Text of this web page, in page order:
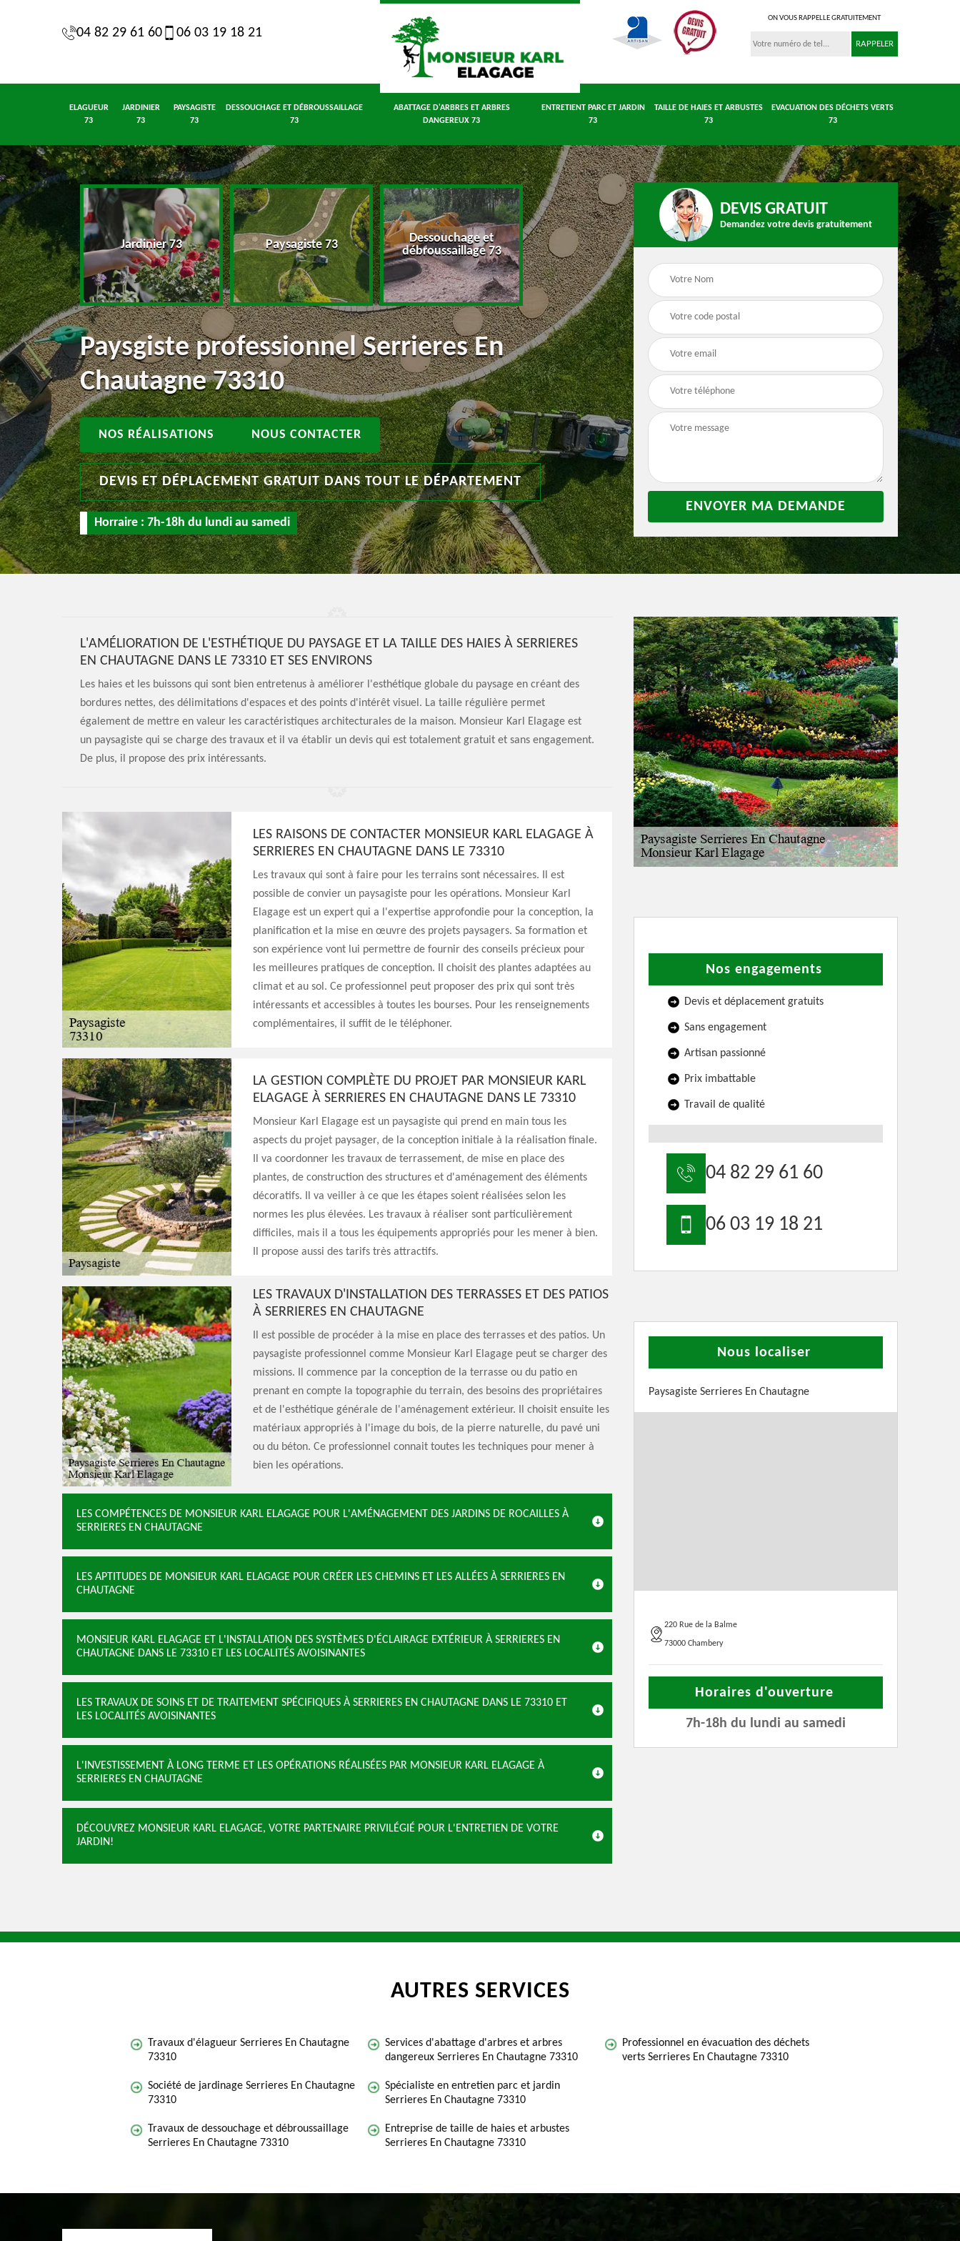
04 82 29 61 60 06 03 19 18 21
ON VOUS RAPPELLE GRATUITEMENT
ELAGUEUR
73
JARDINIER
73
PAYSAGISTE
73
DESSOUCHAGE ET DÉBROUSSAILLAGE
73
ABATTAGE D'ARBRES ET ARBRES
DANGEREUX 73
ENTRETIENT PARC ET JARDIN
73
TAILLE DE HAIES ET ARBUSTES
73
EVACUATION DES DÉCHETS VERTS
73
73 Jardinier 73 Paysagiste 73
Dessouchage et
débroussaillage 73
Abattage d'arbres et
arbres dangereux 73
Entretient parc et
jardin 73
Taille de haies et
arbustes 73
Paysgiste professionnel Serrieres En
Chautagne 73310
NOS RÉALISATIONS NOUS CONTACTER
DEVIS ET DÉPLACEMENT GRATUIT DANS TOUT LE DÉPARTEMENT
Horraire : 7h-18h du lundi au samedi
DEVIS GRATUIT
Demandez votre devis gratuitement
L'AMÉLIORATION DE L'ESTHÉTIQUE DU PAYSAGE ET LA TAILLE DES HAIES À SERRIERES
EN CHAUTAGNE DANS LE 73310 ET SES ENVIRONS
Les haies et les buissons qui sont bien entretenus à améliorer l'esthétique globale du paysage en créant des
bordures nettes, des délimitations d'espaces et des points d'intérêt visuel. La taille régulière permet
également de mettre en valeur les caractéristiques architecturales de la maison. Monsieur Karl Elagage est
un paysagiste qui se charge des travaux et il va établir un devis qui est totalement gratuit et sans engagement.
De plus, il propose des prix intéressants.
LES RAISONS DE CONTACTER MONSIEUR KARL ELAGAGE À
SERRIERES EN CHAUTAGNE DANS LE 73310
Les travaux qui sont à faire pour les terrains sont nécessaires. Il est
possible de convier un paysagiste pour les opérations. Monsieur Karl
Elagage est un expert qui a l'expertise approfondie pour la conception, la
planification et la mise en œuvre des projets paysagers. Sa formation et
son expérience vont lui permettre de fournir des conseils précieux pour
les meilleures pratiques de conception. Il choisit des plantes adaptées au
climat et au sol. Ce professionnel peut proposer des prix qui sont très
intéressants et accessibles à toutes les bourses. Pour les renseignements
complémentaires, il suffit de le téléphoner.
LA GESTION COMPLÈTE DU PROJET PAR MONSIEUR KARL
ELAGAGE À SERRIERES EN CHAUTAGNE DANS LE 73310
Monsieur Karl Elagage est un paysagiste qui prend en main tous les
aspects du projet paysager, de la conception initiale à la réalisation finale.
Il va coordonner les travaux de terrassement, de mise en place des
plantes, de construction des structures et d'aménagement des éléments
décoratifs. Il va veiller à ce que les étapes soient réalisées selon les
normes les plus élevées. Les travaux à réaliser sont particulièrement
difficiles, mais il a tous les équipements appropriés pour les mener à bien.
Il propose aussi des tarifs très attractifs.
LES TRAVAUX D'INSTALLATION DES TERRASSES ET DES PATIOS
À SERRIERES EN CHAUTAGNE
Il est possible de procéder à la mise en place des terrasses et des patios. Un
paysagiste professionnel comme Monsieur Karl Elagage peut se charger des
missions. Il commence par la conception de la terrasse ou du patio en
prenant en compte la topographie du terrain, des besoins des propriétaires
et de l'esthétique générale de l'aménagement extérieur. Il choisit ensuite les
matériaux appropriés à l'image du bois, de la pierre naturelle, du pavé uni
ou du béton. Ce professionnel connait toutes les techniques pour mener à
bien les opérations.
LES COMPÉTENCES DE MONSIEUR KARL ELAGAGE POUR L'AMÉNAGEMENT DES JARDINS DE ROCAILLES À
SERRIERES EN CHAUTAGNE
LES APTITUDES DE MONSIEUR KARL ELAGAGE POUR CRÉER LES CHEMINS ET LES ALLÉES À SERRIERES EN
CHAUTAGNE
MONSIEUR KARL ELAGAGE ET L'INSTALLATION DES SYSTÈMES D'ÉCLAIRAGE EXTÉRIEUR À SERRIERES EN
CHAUTAGNE DANS LE 73310 ET LES LOCALITÉS AVOISINANTES
LES TRAVAUX DE SOINS ET DE TRAITEMENT SPÉCIFIQUES À SERRIERES EN CHAUTAGNE DANS LE 73310 ET
LES LOCALITÉS AVOISINANTES
L'INVESTISSEMENT À LONG TERME ET LES OPÉRATIONS RÉALISÉES PAR MONSIEUR KARL ELAGAGE À
SERRIERES EN CHAUTAGNE
DÉCOUVREZ MONSIEUR KARL ELAGAGE, VOTRE PARTENAIRE PRIVILÉGIÉ POUR L'ENTRETIEN DE VOTRE
JARDIN!
Nos engagements
Devis et déplacement gratuits
Sans engagement
Artisan passionné
Prix imbattable
Travail de qualité
04 82 29 61 60
06 03 19 18 21
Nous localiser
Paysagiste Serrieres En Chautagne
220 Rue de la Balme
73000 Chambery
Horaires d'ouverture
7h-18h du lundi au samedi
AUTRES SERVICES
Travaux d'élagueur Serrieres En Chautagne
73310
Société de jardinage Serrieres En Chautagne
73310
Travaux de dessouchage et débroussaillage
Serrieres En Chautagne 73310
Services d'abattage d'arbres et arbres
dangereux Serrieres En Chautagne 73310
Spécialiste en entretien parc et jardin
Serrieres En Chautagne 73310
Entreprise de taille de haies et arbustes
Serrieres En Chautagne 73310
Professionnel en évacuation des déchets
verts Serrieres En Chautagne 73310